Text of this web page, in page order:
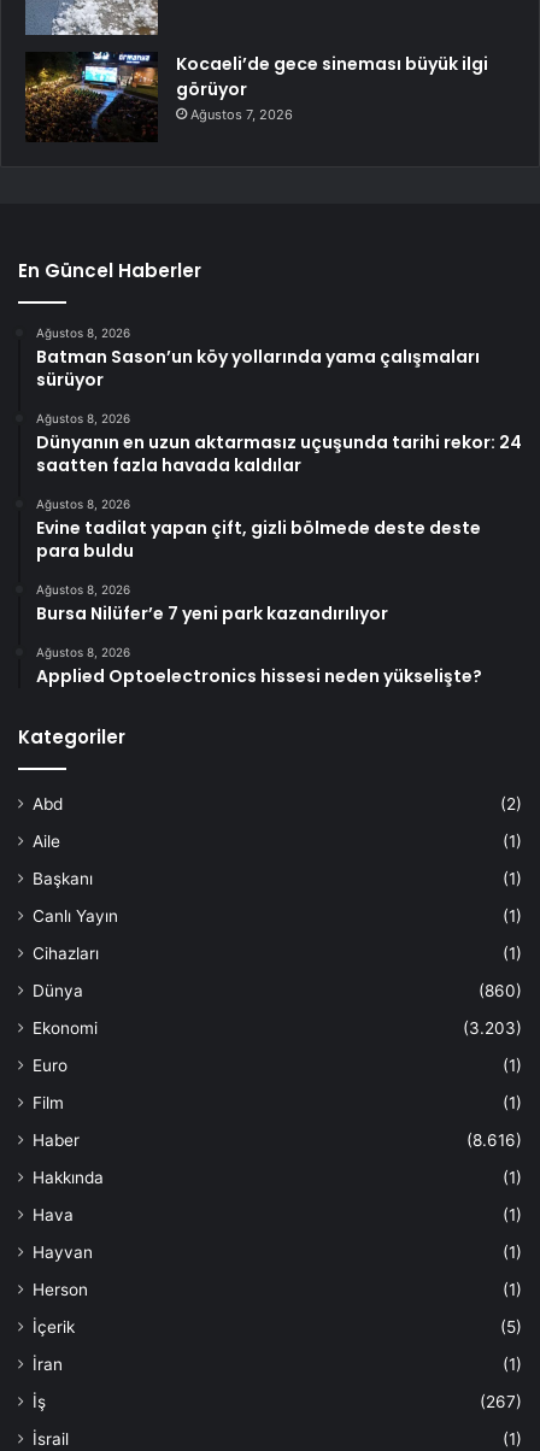
Kocaeli’de gece sineması büyük ilgi
görüyor
Ağustos 7, 2026
En Güncel Haberler
Ağustos 8, 2026
Batman Sason’un köy yollarında yama çalışmaları
sürüyor
Ağustos 8, 2026
Dünyanın en uzun aktarmasız uçuşunda tarihi rekor: 24
saatten fazla havada kaldılar
Ağustos 8, 2026
Evine tadilat yapan çift, gizli bölmede deste deste
para buldu
Ağustos 8, 2026
Bursa Nilüfer’e 7 yeni park kazandırılıyor
Ağustos 8, 2026
Applied Optoelectronics hissesi neden yükselişte?
Kategoriler
Abd
(2)
Aile
(1)
Başkanı
(1)
Canlı Yayın
(1)
Cihazları
(1)
Dünya
(860)
Ekonomi
(3.203)
Euro
(1)
Film
(1)
Haber
(8.616)
Hakkında
(1)
Hava
(1)
Hayvan
(1)
Herson
(1)
İçerik
(5)
İran
(1)
İş
(267)
İsrail
(1)